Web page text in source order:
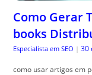
Como Gerar
books
Especialista em SEO | 30
como usar artigos em